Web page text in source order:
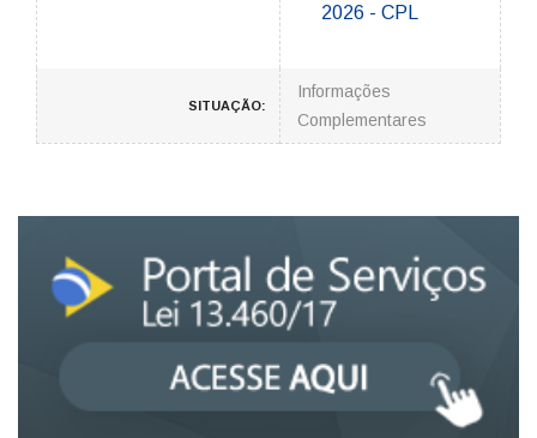
2026 - CPL
SITUAÇÃO:
Informações
Complementares